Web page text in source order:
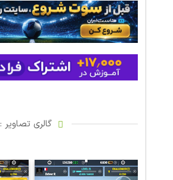
گالری تصاویر :